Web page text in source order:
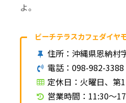
よ。
ビーチテラスカフェダイヤ
住所：沖縄県恩納村
電話：098-982-3388
定休日：火曜日、第
営業時間：11:30～